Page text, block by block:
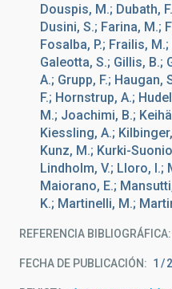
Douspis, M.; Dubath,
Dusini, S.; Farina, M.;
Fosalba, P.; Frailis,
Galeotta, S.; Gillis, B.;
A.; Grupp, F.; Haugan,
F.; Hornstrup, A.;
M.; Joachimi, B.;
Kiessling, A.;
Kunz, M.; Kurki-
Lindholm, V.; Lloro, I.;
Maiorano, E.;
K.; Martinelli, M.;
REFERENCIA BIBLIOGRÁFICA
FECHA DE PUBLICACIÓN: 1